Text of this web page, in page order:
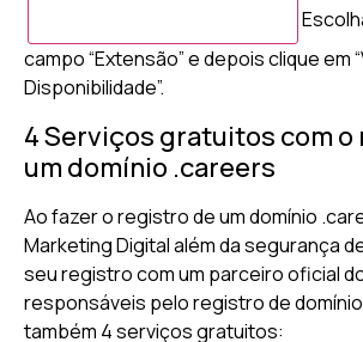
campo “Extensão” e depois clique em
Disponibilidade”.
4 Serviços gratuitos com
um domínio .careers
Ao fazer o registro de um domínio
Marketing Digital além da segurança
seu registro com um parceiro oficial
responsáveis pelo registro de
também 4 serviços gratuitos: